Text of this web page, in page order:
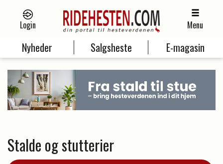
Login Menu
Nyheder Salgsheste E-magasin
Stalde og stutterier